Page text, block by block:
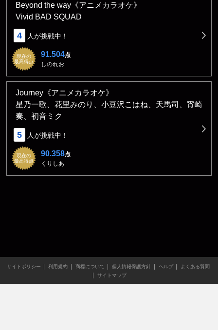
Beyond the way《アニメカラオケ》
Vivid BAD SQUAD
4 人が挑戦中！
現在の
最高得点
91.504点
しのれお
Journey《アニメカラオケ》
星乃一歌、花里みのり、小豆沢こはね、天馬司、宵崎
奏、初音ミク
5 人が挑戦中！
現在の
最高得点
90.358点
くりしあ
サイトポリシー 利用規約 商標について 個人情報保護方針 ヘルプ
よくある質問
サイトマップ